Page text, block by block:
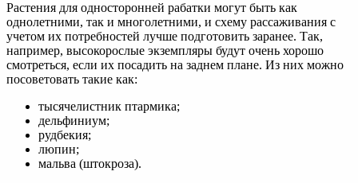
Растения для односторонней рабатки могут быть как
однолетними, так и многолетними, и схему рассаживания с
учетом их потребностей лучше подготовить заранее. Так,
например, высокорослые экземпляры будут очень хорошо
смотреться, если их посадить на заднем плане. Из них можно
посоветовать такие как:
тысячелистник птармика;
дельфиниум;
рудбекия;
люпин;
мальва (штокроза).